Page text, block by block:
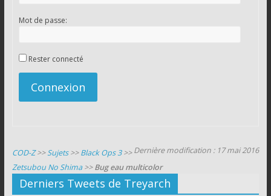
Mot de passe:
Rester connecté
Connexion
Dernière modification : 17 mai 2016
COD-Z>>Sujets>>Black Ops 3>>
Zetsubou No Shima>>Bug eau multicolor
Derniers Tweets de Treyarch